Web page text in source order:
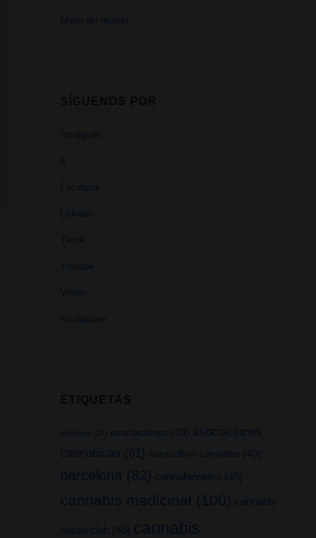
Mapa del mundo
Instagram
X
Facebook
Linkedin
Tiktok
Youtube
Vimeo
Foursquare
alemania (27) asociaciones (39)
asociaciones
cannabicas (61) autocultivo cannabis (40)
barcelona (82) cannabinoides (45)
cannabis medicinal (100) cannabis
social club (45) cannabis